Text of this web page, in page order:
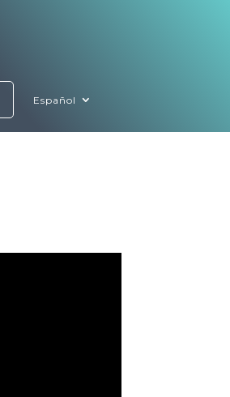
Español